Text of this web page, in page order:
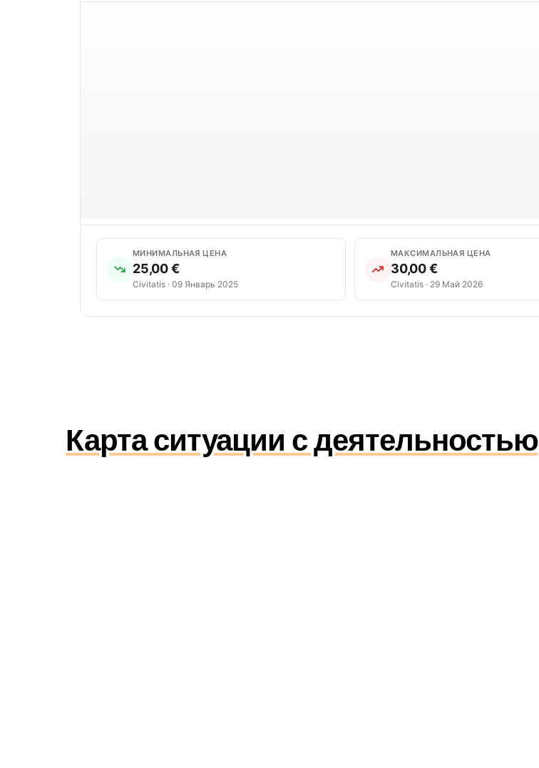
МИНИМАЛЬНАЯ ЦЕНА
25,00 €
Civitatis · 09 Январь 2025
МАКСИМАЛЬНАЯ ЦЕНА
30,00 €
Civitatis · 29 Май 2026
Карта ситуации с деятельностью